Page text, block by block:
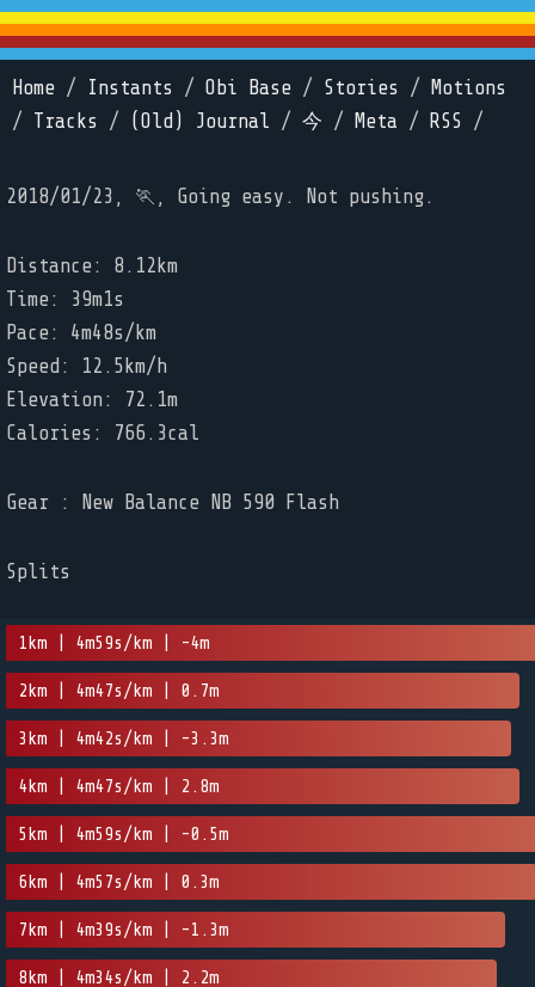
Home / Instants / Obi Base / Stories /
Motions
/ Tracks / (Old) Journal / 今 / Meta / RSS /
2018/01/23, 🏃, Going easy. Not pushing.
Distance: 8.12km
Time: 39m1s
Pace: 4m48s/km
Speed: 12.5km/h
Elevation: 72.1m
Calories: 766.3cal
Gear : New Balance NB 590 Flash
Splits
1km | 4m59s/km | -4m
2km | 4m47s/km | 0.7m
3km | 4m42s/km | -3.3m
4km | 4m47s/km | 2.8m
5km | 4m59s/km | -0.5m
6km | 4m57s/km | 0.3m
7km | 4m39s/km | -1.3m
8km | 4m34s/km | 2.2m